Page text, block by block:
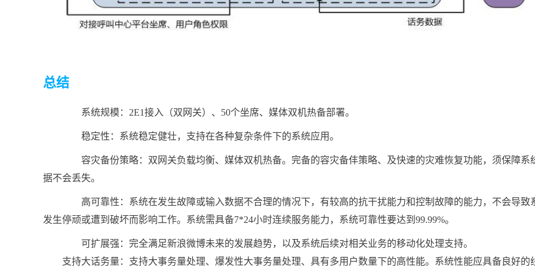
总结
系统规模：2E1接入（双网关）、50个坐席、媒体双机热备部署。
稳定性：系统稳定健壮，支持在各种复杂条件下的系统应用。
容灾备份策略：双网关负载均衡、媒体双机热备。完备的容灾备仹策略、及快速的灾难恢复功能，须保障系
据不会丢失。
高可靠性：系统在发生故障或输入数据不合理的情况下，有较高的抗干扰能力和控制故障的能力，不会导致
发生停顽或遭到破坏而影响工作。系统需具备7*24小时连续服务能力，系统可靠性要达到99.99%。
可扩展强：完全满足新浪微博未来的发展趋势，以及系统后续对相关业务的移动化处理支持。
支持大话务量：支持大事务量处理、爆发性大事务量处理、具有多用户数量下的高性能。系统性能应具备良好的